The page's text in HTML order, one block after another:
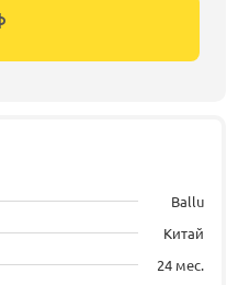
Ballu
Китай
24 мес.